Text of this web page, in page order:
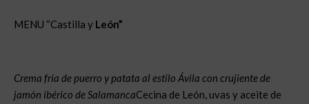
MENU “Castilla y León”
Crema fría de puerro y patata al estilo Ávila con crujiente de
jamón ibérico de SalamancaCecina de León, uvas y aceite de